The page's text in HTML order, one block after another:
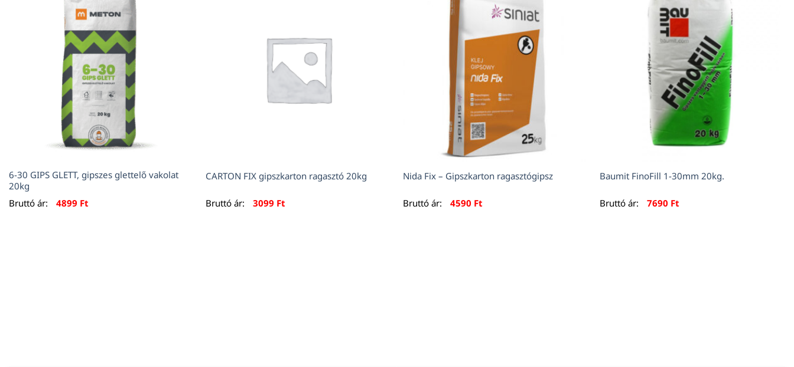
6-30 GIPS GLETT, gipszes glettelő vakolat
20kg
Bruttó ár:
4899 Ft
CARTON FIX gipszkarton ragasztó 20kg
Bruttó ár: 3099 Ft
Nida Fix – Gipszkarton ragasztógipsz
Bruttó ár: 4590 Ft
Baumit FinoFill 1-30mm 20kg.
Bruttó ár: 7690 Ft